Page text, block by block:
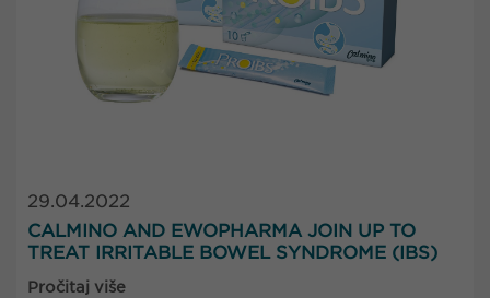
29.04.2022
CALMINO AND EWOPHARMA JOIN UP TO
TREAT IRRITABLE BOWEL SYNDROME (IBS)
Pročitaj više